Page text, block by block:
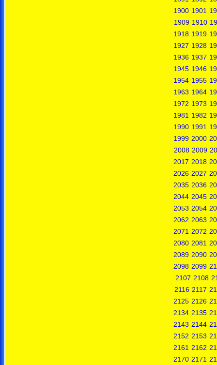
1900 1901
1909 1910
1918 1919
1927 1928
1936 1937
1945 1946
1954 1955
1963 1964
1972 1973
1981 1982
1990 1991
1999 2000
2008 2009
2017 2018
2026 2027
2035 2036
2044 2045
2053 2054
2062 2063
2071 2072
2080 2081
2089 2090
2098 2099
2107 2108
2116 2117
2125 2126
2134 2135
2143 2144
2152 2153
2161 2162
2170 2171